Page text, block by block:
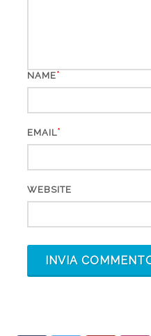
NAME*
EMAIL*
WEBSITE